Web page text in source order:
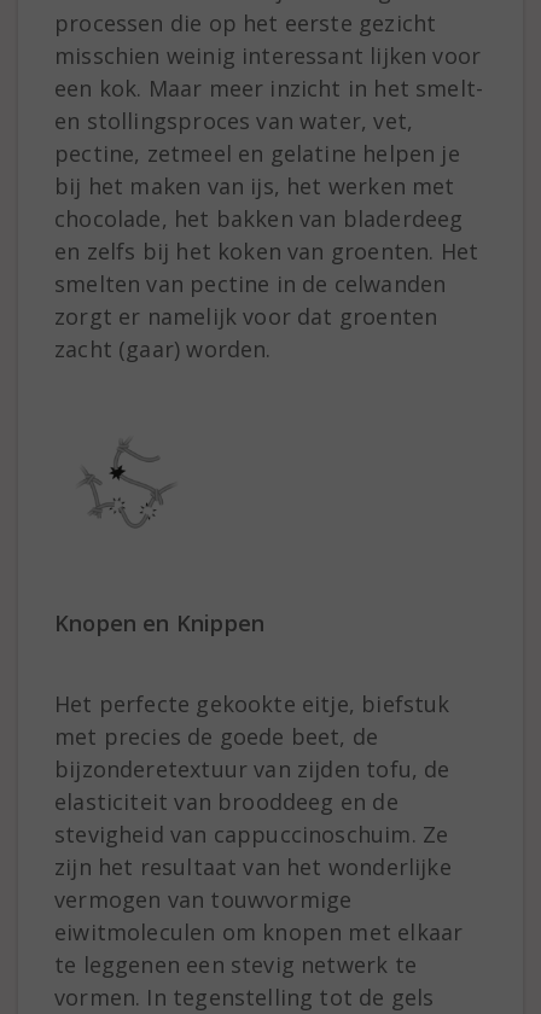
processen die op het eerste gezicht
misschien weinig interessant lijken voor
een kok. Maar meer inzicht in het smelt-
en stollingsproces van water, vet,
pectine, zetmeel en gelatine helpen je
bij het maken van ijs, het werken met
chocolade, het bakken van bladerdeeg
en zelfs bij het koken van groenten. Het
smelten van pectine in de celwanden
zorgt er namelijk voor dat groenten
zacht (gaar) worden.
Knopen en Knippen
Het perfecte gekookte eitje, biefstuk
met precies de goede beet, de
bijzonderetextuur van zijden tofu, de
elasticiteit van brooddeeg en de
stevigheid van cappuccinoschuim. Ze
zijn het resultaat van het wonderlijke
vermogen van touwvormige
eiwitmoleculen om knopen met elkaar
te leggenen een stevig netwerk te
vormen. In tegenstelling tot de gels